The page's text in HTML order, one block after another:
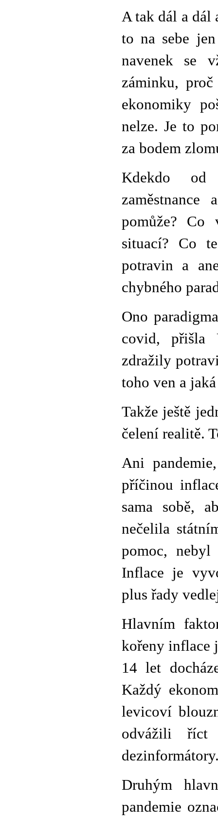
A tak dál a dál
to na sebe
navenek se
záminku,
ekonomiky
nelze. Je to
za bodem
Kdekdo od
pomůže? Co
situací? Co
potravin a
chybného
Ono
covid, přišla
zdražily
toho ven a
Takže ještě
čelení realitě.
Ani
příčinou
sama sobě,
nečelila
pomoc,
Inflace je
plus řady
Hlavním
kořeny inflace
14 let
Každý
levicoví
odvážili říct
Druhým
pandemie